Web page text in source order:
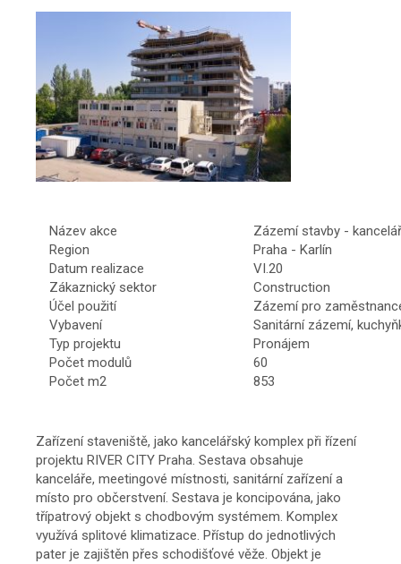
Název akce
Zázemí stavby -
Region
Praha - Karlín
Datum realizace
VI.20
Zákaznický sektor
Construction
Účel použití
Zázemí pro
Vybavení
Sanitární zázemí,
Typ projektu
Pronájem
Počet modulů
60
Počet m2
853
Zařízení staveniště, jako kancelářský komplex při řízení
projektu RIVER CITY Praha. Sestava obsahuje
kanceláře, meetingové místnosti, sanitární zařízení a
místo pro občerstvení. Sestava je koncipována, jako
třípatrový objekt s chodbovým systémem. Komplex
využívá splitové klimatizace. Přístup do jednotlivých
pater je zajištěn přes schodišťové věže. Objekt je